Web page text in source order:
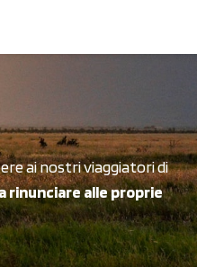
ai nostri viaggiatori di
rinunciare alle proprie